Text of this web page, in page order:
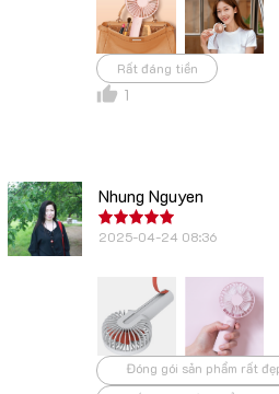
Rất đáng tiền
1
Nhung Nguyen
2025-04-24 08:36
Đóng gói sản phẩm rất